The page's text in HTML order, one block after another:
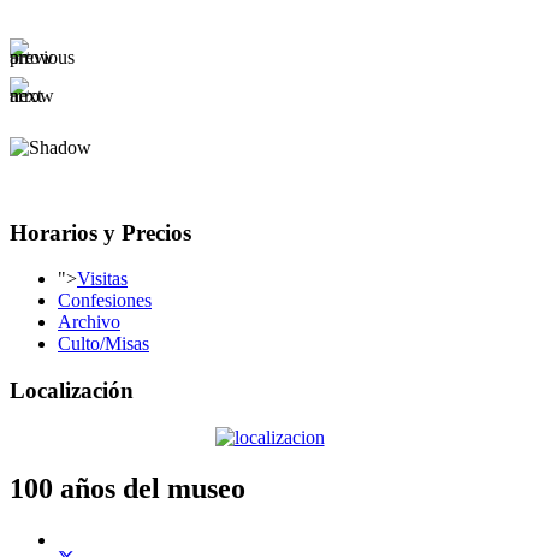
Horarios y Precios
">Visitas
Confesiones
Archivo
Culto/Misas
Localización
100 años del museo